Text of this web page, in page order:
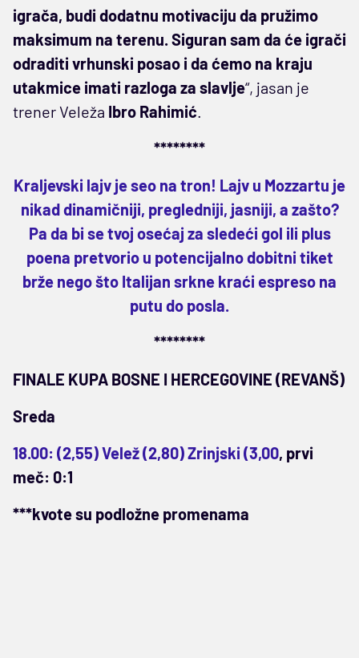
igrača, budi dodatnu motivaciju da pružimo
maksimum na terenu. Siguran sam da će igrači
odraditi vrhunski posao i da ćemo na kraju
utakmice imati razloga za slavlje“, jasan je
trener Veleža Ibro Rahimić
********
Kraljevski lajv je seo na tron! Lajv u Mozzartu je
nikad dinamičniji, pregledniji, jasniji, a zašto?
Pa da bi se tvoj osećaj za sledeći gol ili plus
poena pretvorio u potencijalno dobitni tiket
brže nego što Italijan srkne kraći espreso na
putu do posla.
********
FINALE KUPA BOSNE I HERCEGOVINE (REVANŠ)
Sreda
18.00: (2,55) Velež (2,80) Zrinjski (3,00, prvi
meč: 0:1
***kvote su podložne promenama